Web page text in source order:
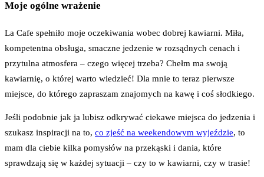
Moje ogólne wrażenie
La Cafe spełniło moje oczekiwania wobec dobrej kawiarni. Miła,
kompetentna obsługa, smaczne jedzenie w rozsądnych cenach i
przytulna atmosfera – czego więcej trzeba? Chełm ma swoją
kawiarnię, o której warto wiedzieć! Dla mnie to teraz pierwsze
miejsce, do którego zapraszam znajomych na kawę i coś słodkiego.
Jeśli podobnie jak ja lubisz odkrywać ciekawe miejsca do jedzenia i
szukasz inspiracji na to, co zjeść na weekendowym wyjeździe, to
mam dla ciebie kilka pomysłów na przekąski i dania, które
sprawdzają się w każdej sytuacji – czy to w kawiarni, czy w trasie!